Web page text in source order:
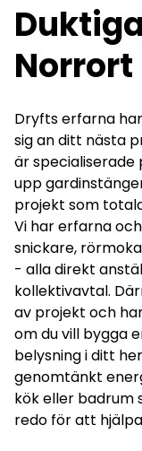
Norrort
Dryfts erfarna
sig an ditt nästa
är specialiserade
upp
projekt som
Vi har erfarna
snickare,
- alla direkt
kollektivavtal.
av projekt och
om du vill bygga
belysning i ditt
genomtänkt
kök eller badrum
redo för att